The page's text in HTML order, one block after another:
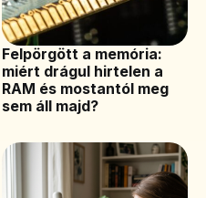
Felpörgött a memória:
miért drágul hirtelen a
RAM és mostantól meg
sem áll majd?